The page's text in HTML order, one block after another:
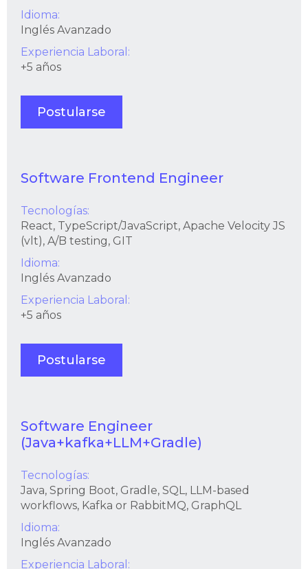
Idioma:
Inglés Avanzado
Experiencia Laboral:
+5 años
Postularse
Software Frontend Engineer
Tecnologías:
React, TypeScript/JavaScript, Apache Velocity JS
(vlt), A/B testing, GIT
Idioma:
Inglés Avanzado
Experiencia Laboral:
+5 años
Postularse
Software Engineer
(Java+kafka+LLM+Gradle)
Tecnologías:
Java, Spring Boot, Gradle, SQL, LLM-based
workflows, Kafka or RabbitMQ, GraphQL
Idioma:
Inglés Avanzado
Experiencia Laboral: